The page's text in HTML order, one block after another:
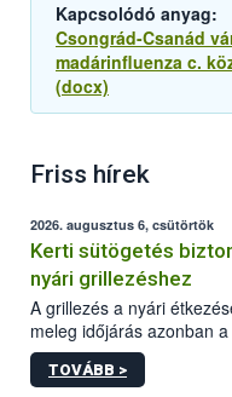
Kapcsolódó anyag:
Csongrád-Csanád
madárinfluenza c.
(docx)
Friss hírek
2026. augusztus 6, csütörtök
Kerti sütögetés
nyári grillezéshez
A grillezés a nyári
meleg időjárás azonban
gyorsabb
ezért nem csupán a
TOVÁBB >